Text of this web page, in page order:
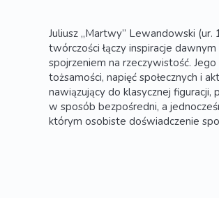
Juliusz „Martwy” Lewandowski
twórczości łączy inspiracje
spojrzeniem na rzeczywistość.
tożsamości, napięć społecznych i
nawiązujący do klasycznej
w sposób bezpośredni, a
którym osobiste doświadczenie